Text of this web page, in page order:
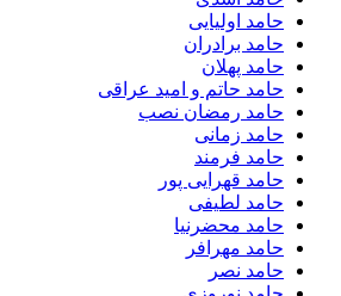
حامد اولیایی
حامد برادران
حامد پهلان
حامد حاتم و امید عراقی
حامد رمضان نصب
حامد زمانی
حامد فرمند
حامد قهرایی پور
حامد لطیفی
حامد محضرنیا
حامد مهرافر
حامد نصر